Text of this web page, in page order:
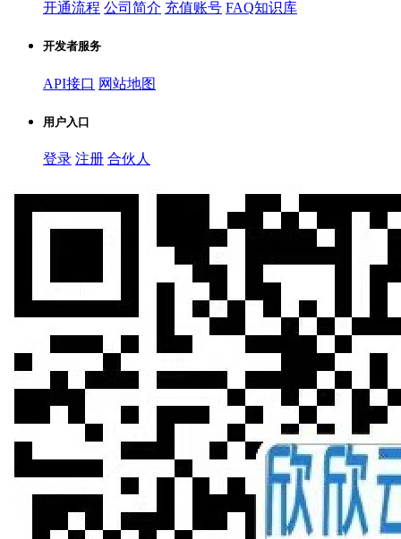
开通流程 公司简介 充值账号 FAQ知识库
开发者服务
API接口 网站地图
用户入口
登录 注册 合伙人